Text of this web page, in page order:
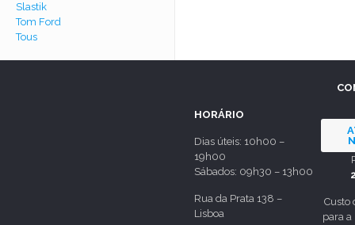
Slastik
Tom Ford
Tous
HORÁRIO
Dias úteis: 10h00 –
19h00
Sábados: 09h30 – 13h00
Rua da Prata 138 –
Lisboa
Custo
para